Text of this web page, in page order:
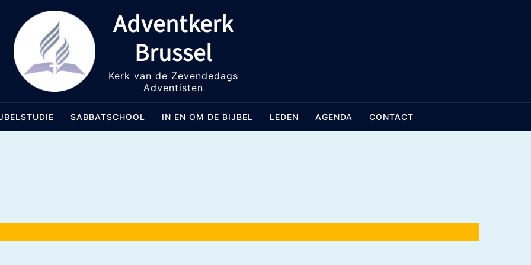
Adventkerk
Brussel
Kerk van de Zevendedags
Adventisten
SABBATSCHOOL IN EN OM DE BIJBEL LEDEN AGENDA CONTACT